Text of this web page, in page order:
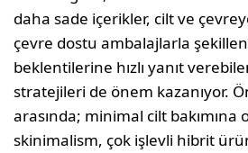
daha sade içerikler, cilt ve
çevre dostu ambalajlarla
beklentilerine hızlı yanıt
stratejileri de önem kazanıyor.
arasında; minimal cilt bakımına
skinimalism, çok işlevli hibrit